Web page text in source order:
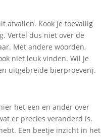
afvallen. Kook je toevallig
Vertel dus niet over de
Met andere woorden,
niet leuk vinden. Wil je
uitgebreide bierproeverij.
het een en ander over
er precies veranderd is.
Een beetje inzicht in het